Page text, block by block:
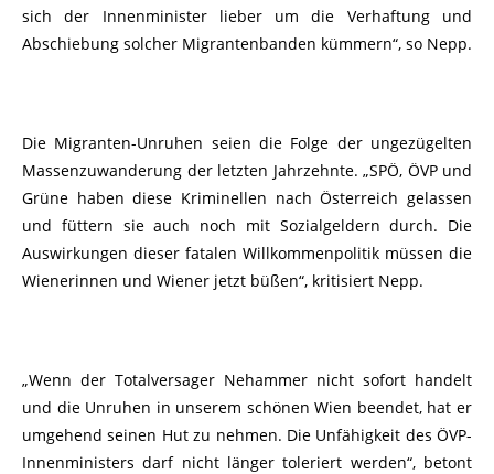
sich der Innenminister lieber um die Verhaftung und
Abschiebung solcher Migrantenbanden kümmern“, so Nepp.
Die Migranten-Unruhen seien die Folge der ungezügelten
Massenzuwanderung der letzten Jahrzehnte. „SPÖ, ÖVP und
Grüne haben diese Kriminellen nach Österreich gelassen
und füttern sie auch noch mit Sozialgeldern durch. Die
Auswirkungen dieser fatalen Willkommenpolitik müssen die
Wienerinnen und Wiener jetzt büßen“, kritisiert Nepp.
„Wenn der Totalversager Nehammer nicht sofort handelt
und die Unruhen in unserem schönen Wien beendet, hat er
umgehend seinen Hut zu nehmen. Die Unfähigkeit des ÖVP-
Innenministers darf nicht länger toleriert werden“, betont